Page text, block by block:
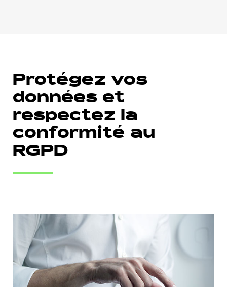
Protégez vos
données et
respectez la
conformité au
RGPD